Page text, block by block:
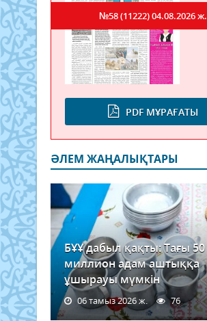
PDF МҰРАҒАТЫ
№58 (11222)04.08.2026 ж.
ӘЛЕМ ЖАҢАЛЫҚТАРЫ
БҰҰ дабыл қақты: Тағы 50
миллион адам аштыққа
ұшырауы мүмкін
06 тамыз 2026 ж. 76